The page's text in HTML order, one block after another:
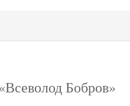
Бобров»